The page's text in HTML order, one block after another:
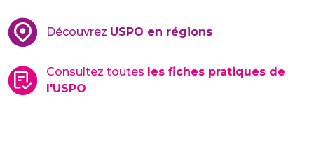
Découvrez USPO en régions
Consultez toutes les fiches pratiques de
l'USPO